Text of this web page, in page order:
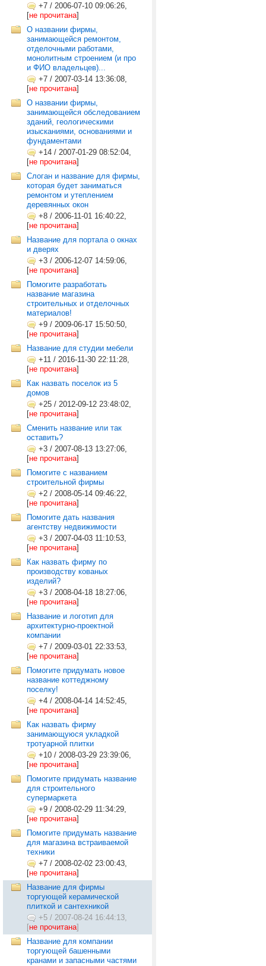
+7 / 2006-07-10 09:06:26,
[не прочитана]
О названии фирмы,
занимающейся ремонтом,
отделочными работами,
монолитным строением (и про
и ФИО владельцев)...
+7 / 2007-03-14 13:36:08,
[не прочитана]
О названии фирмы,
занимающейся обследованием
зданий, геологическими
изысканиями, основаниями и
фундаментами
+14 / 2007-01-29 08:52:04,
[не прочитана]
Слоган и название для фирмы,
которая будет заниматься
ремонтом и утеплением
деревянных окон
+8 / 2006-11-01 16:40:22,
[не прочитана]
Название для портала о окнах
и дверях
+3 / 2006-12-07 14:59:06,
[не прочитана]
Помогите разработать
название магазина
строительных и отделочных
материалов!
+9 / 2009-06-17 15:50:50,
[не прочитана]
Название для студии мебели
+11 / 2016-11-30 22:11:28,
[не прочитана]
Как назвать поселок из 5
домов
+25 / 2012-09-12 23:48:02,
[не прочитана]
Сменить название или так
оставить?
+3 / 2007-08-13 13:27:06,
[не прочитана]
Помогите с названием
строительной фирмы
+2 / 2008-05-14 09:46:22,
[не прочитана]
Помогите дать названия
агентству недвижимости
+3 / 2007-04-03 11:10:53,
[не прочитана]
Как назвать фирму по
производству кованых
изделий?
+3 / 2008-04-18 18:27:06,
[не прочитана]
Название и логотип для
архитектурно-проектной
компании
+7 / 2009-03-01 22:33:53,
[не прочитана]
Помогите придумать новое
название коттеджному
поселку!
+4 / 2008-04-14 14:52:45,
[не прочитана]
Как назвать фирму
занимающуюся укладкой
тротуарной плитки
+10 / 2008-03-29 23:39:06,
[не прочитана]
Помогите придумать название
для строительного
супермаркета
+9 / 2008-02-29 11:34:29,
[не прочитана]
Помогите придумать название
для магазина встраиваемой
техники
+7 / 2008-02-02 23:00:43,
[не прочитана]
Название для фирмы
торгующей керамической
плиткой и сантехникой
+5 / 2007-08-24 16:44:13,
[не прочитана]
Название для компании
торгующей башенными
кранами и запасными частями